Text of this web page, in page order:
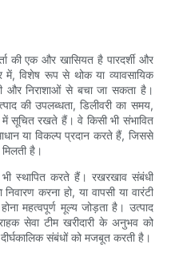
की एक और खासियत है पारदर्शी और
विशेष रूप से थोक या व्यावसायिक
और निराशाओं से बचा जा सकता है।
की उपलब्धता, डिलीवरी का समय,
सूचित रखते हैं। वे किसी भी संभावित
या विकल्प प्रदान करते हैं, जिससे
है।
स्थापित करते हैं। रखरखाव संबंधी
करना हो, या वापसी या वारंटी
महत्वपूर्ण मूल्य जोड़ता है। उत्पाद
सेवा टीम खरीदारी के अनुभव को
संबंधों को मजबूत करती है।